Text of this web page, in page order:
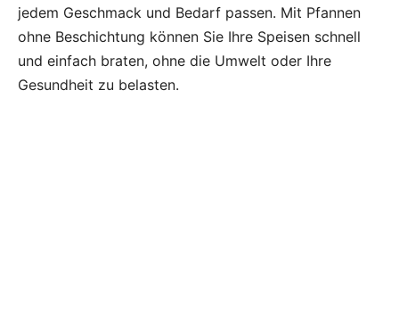
jedem Geschmack und Bedarf passen. Mit Pfannen
ohne Beschichtung können Sie Ihre Speisen schnell
und einfach braten, ohne die Umwelt oder Ihre
Gesundheit zu belasten.